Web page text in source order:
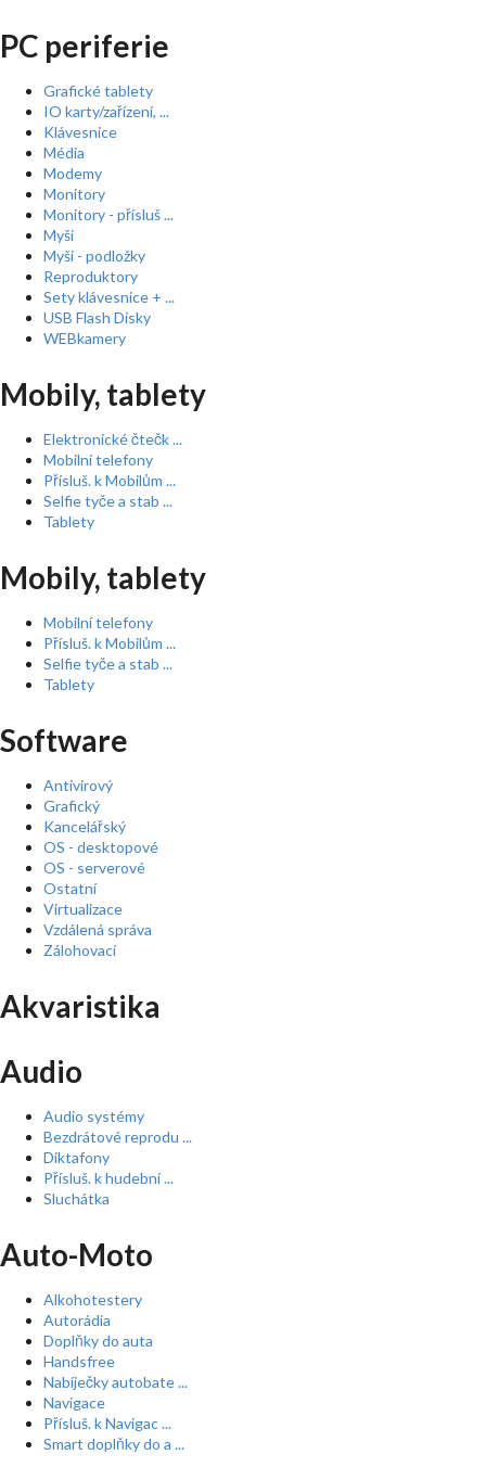
PC periferie
Grafické tablety
IO karty/zařízení, ...
Klávesnice
Média
Modemy
Monitory
Monitory - přísluš ...
Myši
Myši - podložky
Reproduktory
Sety klávesnice + ...
USB Flash Disky
WEBkamery
Mobily, tablety
Elektronické čtečk ...
Mobilní telefony
Přísluš. k Mobilům ...
Selfie tyče a stab ...
Tablety
Mobily, tablety
Mobilní telefony
Přísluš. k Mobilům ...
Selfie tyče a stab ...
Tablety
Software
Antivirový
Grafický
Kancelářský
OS - desktopové
OS - serverové
Ostatní
Virtualizace
Vzdálená správa
Zálohovací
Akvaristika
Audio
Audio systémy
Bezdrátové reprodu ...
Diktafony
Přísluš. k hudební ...
Sluchátka
Auto-Moto
Alkohotestery
Autorádia
Doplňky do auta
Handsfree
Nabíječky autobate ...
Navigace
Přísluš. k Navigac ...
Smart doplňky do a ...